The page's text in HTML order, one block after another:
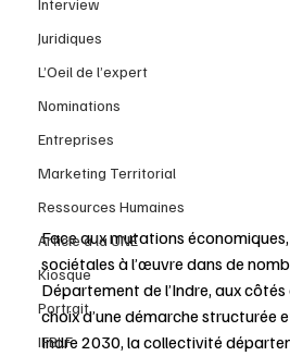
Interview
Juridiques
L’Oeil de l’expert
Nominations
Entreprises
Marketing Territorial
Ressources Humaines
Article à la UNE
Kiosque
Portrait
IFBLF
Face aux mutations
sociétales à l’œuvre dans de
Département de l’Indre, aux
choix d’une démarche structurée
Indre 2030, la collectivité